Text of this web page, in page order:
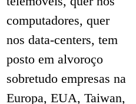
computadores, quer
nos data-centers, tem
posto em alvoroço
sobretudo empresas na
Europa, EUA, Taiwan,